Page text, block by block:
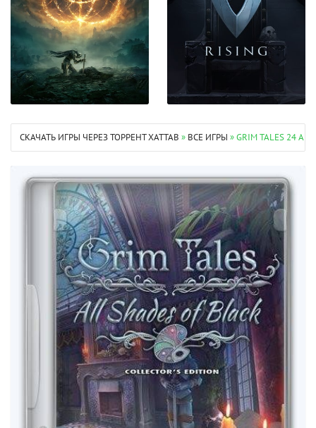
СКАЧАТЬ ИГРЫ ЧЕРЕЗ ТОРРЕНТ XATTAB » ВСЕ ИГРЫ » GRIM TALES 24